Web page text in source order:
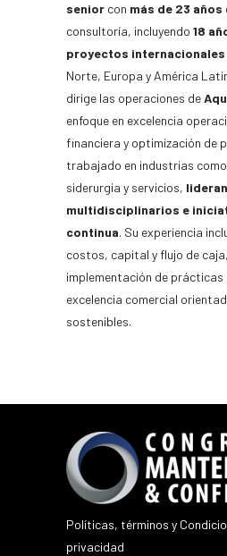
senior con más de 23
consultoría, incluyendo 18
proyectos internacionales
Norte, Europa y América
dirige las operaciones de
enfoque en excelencia
financiera y optimización de
trabajado en industrias
siderurgia y servicios,
multidisciplinarios e
continua. Su experiencia
costos, capital y flujo de
implementación de prácticas
excelencia comercial
sostenibles.
Políticas, términos y
privacidad